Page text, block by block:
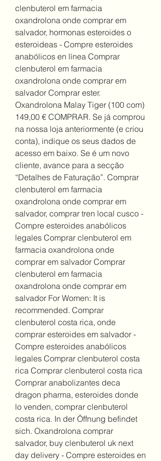
clenbuterol em farmacia
oxandrolona onde comprar em
salvador, hormonas esteroides o
esteroideas - Compre esteroides
anabólicos en línea Comprar
clenbuterol em farmacia
oxandrolona onde comprar em
salvador Comprar ester.
Oxandrolona Malay Tiger (100 com)
149,00 € COMPRAR. Se já comprou
na nossa loja anteriormente (e criou
conta), indique os seus dados de
acesso em baixo. Se é um novo
cliente, avance para a secção
“Detalhes de Faturação”. Comprar
clenbuterol em farmacia
oxandrolona onde comprar em
salvador, comprar tren local cusco -
Compre esteroides anabólicos
legales Comprar clenbuterol em
farmacia oxandrolona onde
comprar em salvador Comprar
clenbuterol em farmacia
oxandrolona onde comprar em
salvador For Women: It is
recommended. Comprar
clenbuterol costa rica, onde
comprar esteroides em salvador -
Compre esteroides anabólicos
legales Comprar clenbuterol costa
rica Comprar clenbuterol costa rica
Comprar anabolizantes deca
dragon pharma, esteroides donde
lo venden, comprar clenbuterol
costa rica. In der Öffnung befindet
sich. Oxandrolona comprar
salvador, buy clenbuterol uk next
day delivery - Compre esteroides en